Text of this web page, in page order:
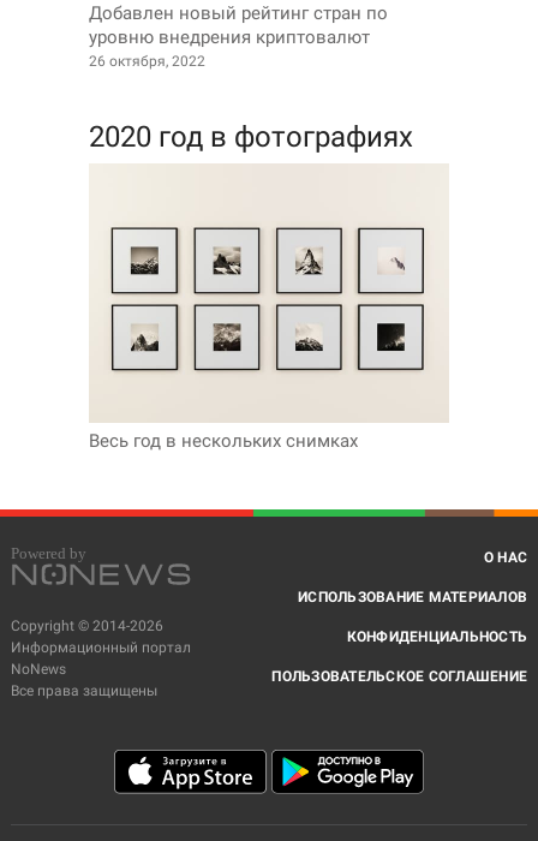
Добавлен новый рейтинг стран по
уровню внедрения криптовалют
26 октября, 2022
2020 год в фотографиях
Весь год в нескольких снимках
Copyright © 2014-2026
Информационный портал
NoNews
Все права защищены
О НАС
ИСПОЛЬЗОВАНИЕ МАТЕРИАЛОВ
КОНФИДЕНЦИАЛЬНОСТЬ
ПОЛЬЗОВАТЕЛЬСКОЕ СОГЛАШЕНИЕ